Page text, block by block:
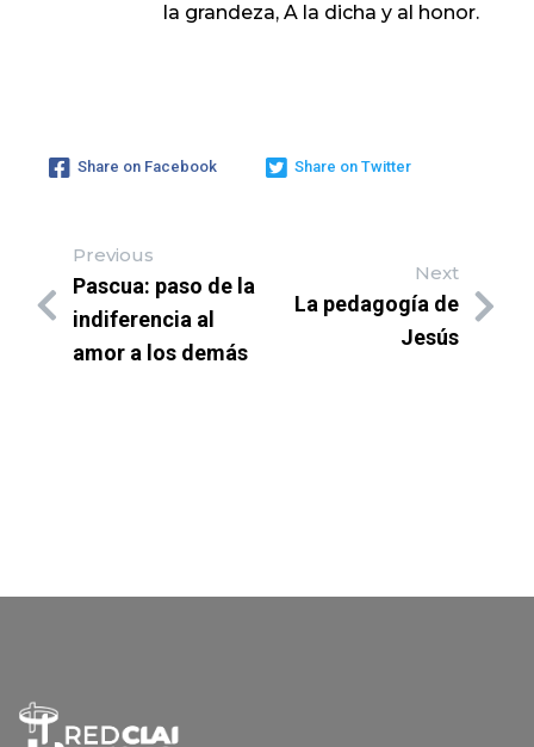
la grandeza, A la dicha y al honor.
Share on Facebook Share on Twitter
Previous
Pascua: paso de la
indiferencia al
amor a los demás
Next
La pedagogía de
Jesús